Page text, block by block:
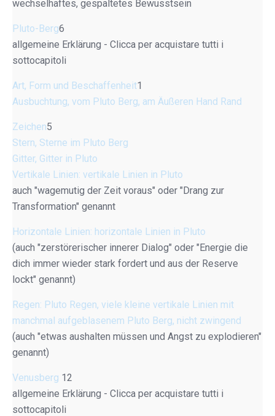
wechselhaftes, gespaltetes Bewusstsein
Pluto-Berg6
allgemeine Erklärung - Clicca per acquistare tutti i
sottocapitoli
Art, Form und Beschaffenheit1
Ausbuchtung, vom Pluto Berg, am Äußeren Hand Rand
Zeichen5
Stern, Sterne im Pluto Berg
Gitter, Gitter in Pluto
Vertikale Linien: vertikale Linien in Pluto
auch "wagemutig der Zeit voraus" oder "Drang zur
Transformation" genannt
Horizontale Linien: horizontale Linien in Pluto
(auch "zerstörerischer innerer Dialog" oder "Energie die
dich immer wieder stark fordert und aus der Reserve
lockt" genannt)
Regen: Pluto Regen, viele kleine vertikale Linien mit
manchmal aufgeblasenem Pluto Berg, nicht zwingend
(auch "etwas aushalten müssen und Angst zu explodieren"
genannt)
Venusberg 12
allgemeine Erklärung - Clicca per acquistare tutti i
sottocapitoli